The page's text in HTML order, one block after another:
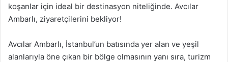
koşanlar için ideal bir destinasyon niteliğinde. Avcılar
Ambarlı, ziyaretçilerini bekliyor!
Avcılar Ambarlı, İstanbul’un batısında yer alan ve yeşil
alanlarıyla öne çıkan bir bölge olmasının yanı sıra, turizm